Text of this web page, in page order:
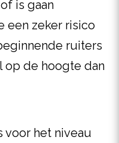
is gaan
een zeker risico
ruiters
op de hoogte dan
voor het niveau